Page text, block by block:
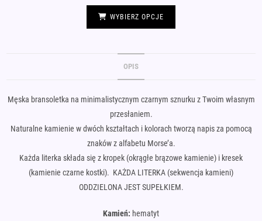
wynosiła:
49,00 zł.
wynosi:
39,00 zł.
WYBIERZ OPCJE
OPIS
Męska bransoletka na minimalistycznym czarnym sznurku z Twoim własnym
przesłaniem.
Naturalne kamienie w dwóch kształtach i kolorach tworzą napis za pomocą
znaków z alfabetu Morse’a.
Każda literka składa się z kropek (okrągłe brązowe kamienie) i kresek
(kamienie czarne kostki). KAŻDA LITERKA (sekwencja kamieni)
ODDZIELONA JEST SUPEŁKIEM.
Kamień: hematyt